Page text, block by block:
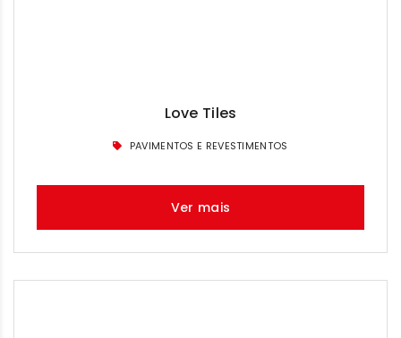
Love Tiles
PAVIMENTOS E REVESTIMENTOS
Ver mais